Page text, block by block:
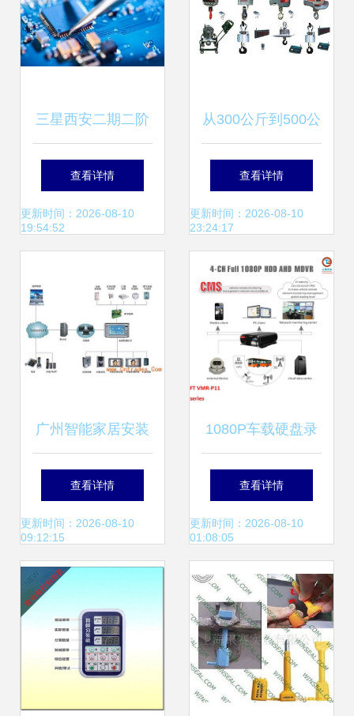
三星西安二期二阶
段进展 设备安装与
电子产品导入稳步
查看详情
更新时间：2026-08-10
19:54:52
从300公斤到500公
斤 吊钩称电子产品
安装指南与选型技
巧
查看详情
更新时间：2026-08-10
23:24:17
广州智能家居安装
首选 六星电子打造
智慧生活新标杆
查看详情
更新时间：2026-08-10
09:12:15
1080P车载硬盘录
像机 紧凑设计下的
极致存储与防护体
验
查看详情
更新时间：2026-08-10
01:08:05